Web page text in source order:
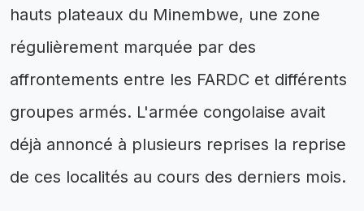
hauts plateaux du Minembwe, une zone
régulièrement marquée par des
affrontements entre les FARDC et différents
groupes armés. L'armée congolaise avait
déjà annoncé à plusieurs reprises la reprise
de ces localités au cours des derniers mois.